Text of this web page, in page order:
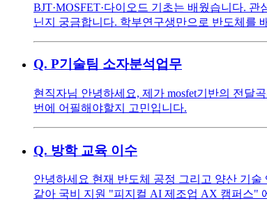
BJT·MOSFET·다이오드 기초는 배웠습니다.
닌지 궁금합니다. 학부연구생만으로 반도체를
Q. P기술팀 소자분석업무
현직자님 안녕하세요, 제가 mosfet기반의 전달
번에 어필해야할지 고민입니다.
Q. 방학 교육 이수
안녕하세요 현재 반도체 공정 그리고 양산 기
같아 국비 지원 "피지컬 AI 제조업 AX 캠퍼스"